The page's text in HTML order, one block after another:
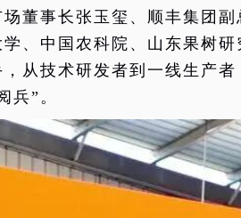
董事长张玉玺、顺丰集团
、中国农科院、山东果树
从技术研发者到一线生产
兵”。